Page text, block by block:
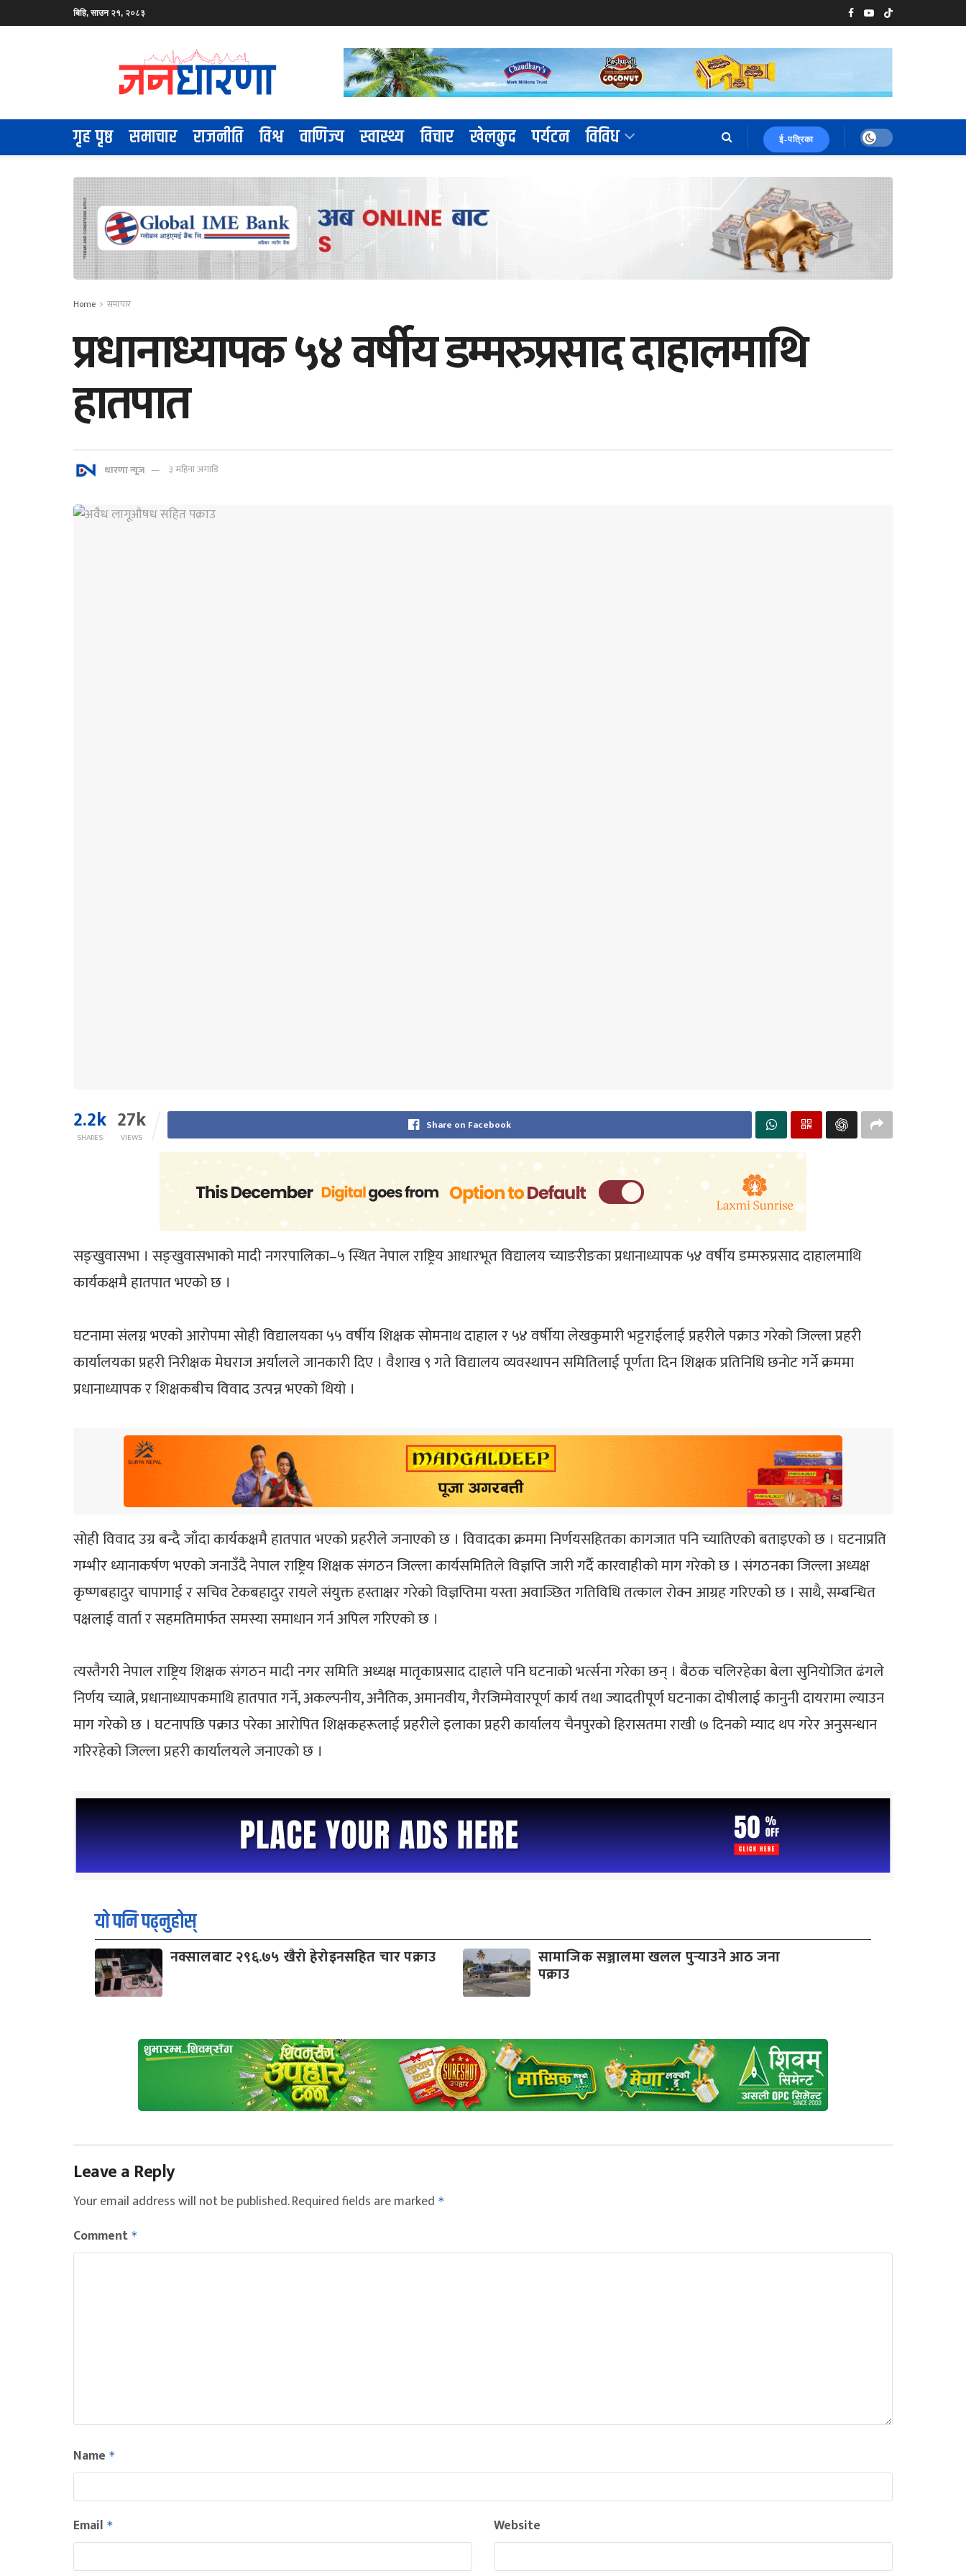
बिहि, साउन २१, २०८३
गृह पृष्ठ समाचार राजनीति विश्व वाणिज्य स्वास्थ्य विचार खेलकुद पर्यटन विविध ई-पत्रिका
Home समाचार
प्रधानाध्यापक ५४ वर्षीय डम्मरुप्रसाद दाहालमाथि
हातपात
धारणा न्यूज ३ महिना अगाडि
2.2k
SHARES
27k
VIEWS
Share on Facebook
सङ्खुवासभा । सङ्खुवासभाको मादी नगरपालिका–५ स्थित नेपाल राष्ट्रिय आधारभूत विद्यालय च्याङरीङका प्रधानाध्यापक ५४ वर्षीय डम्मरुप्रसाद दाहालमाथि
कार्यकक्षमै हातपात भएको छ ।
घटनामा संलग्न भएको आरोपमा सोही विद्यालयका ५५ वर्षीय शिक्षक सोमनाथ दाहाल र ५४ वर्षीया लेखकुमारी भट्टराईलाई प्रहरीले पक्राउ गरेको जिल्ला प्रहरी
कार्यालयका प्रहरी निरीक्षक मेघराज अर्यालले जानकारी दिए । वैशाख ९ गते विद्यालय व्यवस्थापन समितिलाई पूर्णता दिन शिक्षक प्रतिनिधि छनोट गर्ने क्रममा
प्रधानाध्यापक र शिक्षकबीच विवाद उत्पन्न भएको थियो ।
सोही विवाद उग्र बन्दै जाँदा कार्यकक्षमै हातपात भएको प्रहरीले जनाएको छ । विवादका क्रममा निर्णयसहितका कागजात पनि च्यातिएको बताइएको छ । घटनाप्रति
गम्भीर ध्यानाकर्षण भएको जनाउँदै नेपाल राष्ट्रिय शिक्षक संगठन जिल्ला कार्यसमितिले विज्ञप्ति जारी गर्दै कारवाहीको माग गरेको छ । संगठनका जिल्ला अध्यक्ष
कृष्णबहादुर चापागाई र सचिव टेकबहादुर रायले संयुक्त हस्ताक्षर गरेको विज्ञप्तिमा यस्ता अवाञ्छित गतिविधि तत्काल रोक्न आग्रह गरिएको छ । साथै, सम्बन्धित
पक्षलाई वार्ता र सहमतिमार्फत समस्या समाधान गर्न अपिल गरिएको छ ।
त्यस्तैगरी नेपाल राष्ट्रिय शिक्षक संगठन मादी नगर समिति अध्यक्ष मातृकाप्रसाद दाहाले पनि घटनाको भर्त्सना गरेका छन् । बैठक चलिरहेका बेला सुनियोजित ढंगले
निर्णय च्यात्ने, प्रधानाध्यापकमाथि हातपात गर्ने, अकल्पनीय, अनैतिक, अमानवीय, गैरजिम्मेवारपूर्ण कार्य तथा ज्यादतीपूर्ण घटनाका दोषीलाई कानुनी दायरामा ल्याउन
माग गरेको छ । घटनापछि पक्राउ परेका आरोपित शिक्षकहरूलाई प्रहरीले इलाका प्रहरी कार्यालय चैनपुरको हिरासतमा राखी ७ दिनको म्याद थप गरेर अनुसन्धान
गरिरहेको जिल्ला प्रहरी कार्यालयले जनाएको छ ।
यो पनि पढ्नुहोस्
नक्सालबाट २९६.७५ खैरो हेरोइनसहित चार पक्राउ सामाजिक सञ्जालमा खलल पुर्‍याउने आठ जना
पक्राउ
Leave a Reply
Your email address will not be published.Required fields are marked *
Comment *
Name *
Email * Website